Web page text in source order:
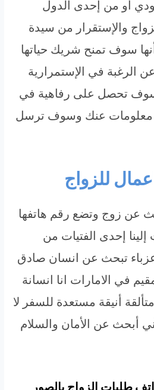
أو من إحدى الدول
والإستقرار من سيدة
سوف تمنح شريك حياتها
عن الرغبة في الإستمرارية
سوف تحصل على رفاهية في
معلومات عنك وسوف ترسل
للزواج
عن زوج وتضع رقم هاتفها
إحدى الفتيات من
عزباء تبحث عن انسان صادق
في الامارات انا انسانة
أنيقة مستعدة للسفر لا
أبحث عن الأمان والسلام